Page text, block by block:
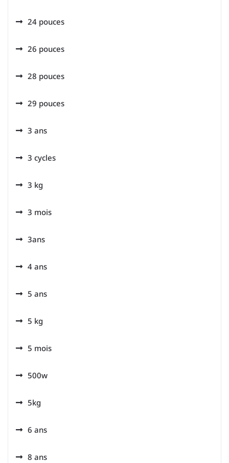
24 pouces
26 pouces
28 pouces
29 pouces
3 ans
3 cycles
3 kg
3 mois
3ans
4 ans
5 ans
5 kg
5 mois
500w
5kg
6 ans
8 ans